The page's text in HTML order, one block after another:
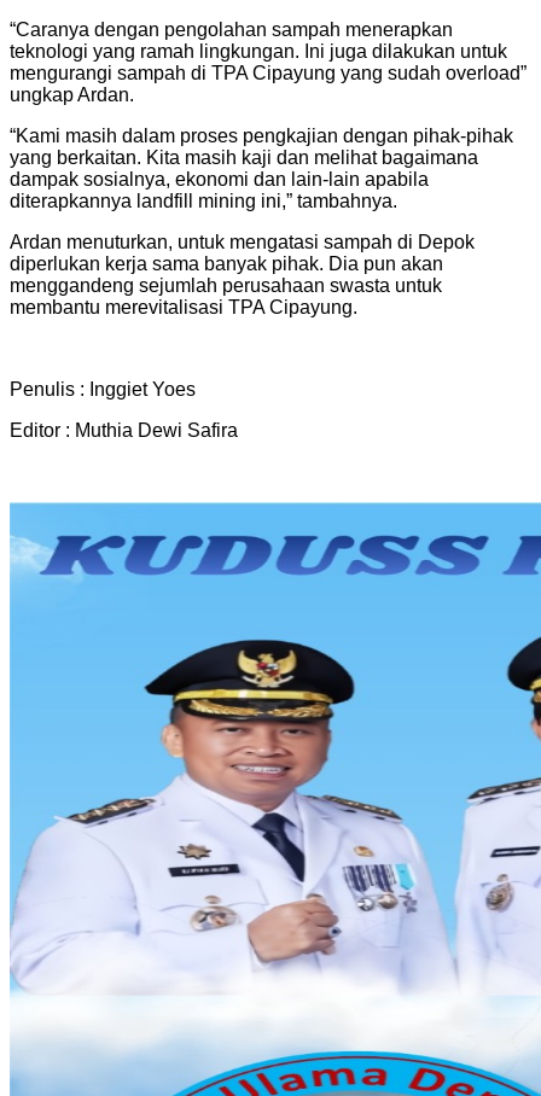
“Caranya dengan pengolahan sampah menerapkan
teknologi yang ramah lingkungan. Ini juga dilakukan untuk
mengurangi sampah di TPA Cipayung yang sudah overload”
ungkap Ardan.
“Kami masih dalam proses pengkajian dengan pihak-pihak
yang berkaitan. Kita masih kaji dan melihat bagaimana
dampak sosialnya, ekonomi dan lain-lain apabila
diterapkannya landfill mining ini,” tambahnya.
Ardan menuturkan, untuk mengatasi sampah di Depok
diperlukan kerja sama banyak pihak. Dia pun akan
menggandeng sejumlah perusahaan swasta untuk
membantu merevitalisasi TPA Cipayung.
Penulis : Inggiet Yoes
Editor : Muthia Dewi Safira